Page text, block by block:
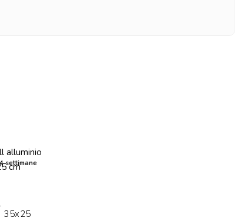
settimane
35x25